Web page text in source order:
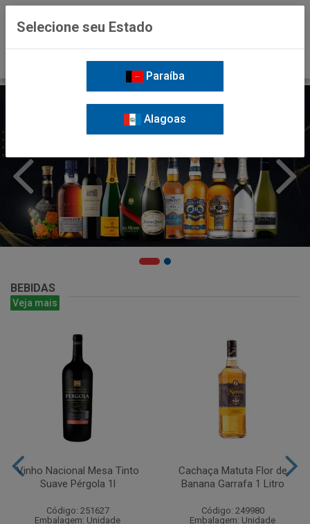
BEBIDAS
Veja mais
Vinho Nacional Mesa Tinto
Suave Pérgola 1l
Código: 251627
Embalagem: Unidade
Cachaça Matuta Flor de
Banana Garrafa 1 Litro
Código: 249980
Embalagem: Unidade
Selecione seu Estado
Paraíba
Alagoas